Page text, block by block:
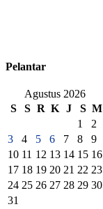
Pelantar
Agustus 2026
S
S R K J S M
1
2
3
4 5 6 7 8
9
10 11 12 13 14 15 16
17 18 19 20 21 22 23
24 25 26 27 28 29 30
31